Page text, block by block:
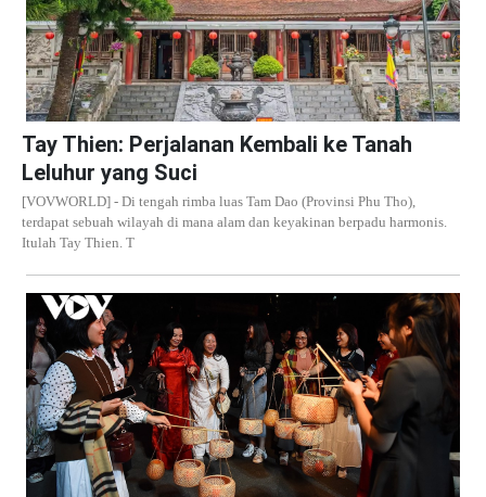
Tay Thien: Perjalanan Kembali ke Tanah
Leluhur yang Suci
[VOVWORLD] - Di tengah rimba luas Tam Dao (Provinsi Phu Tho),
terdapat sebuah wilayah di mana alam dan keyakinan berpadu harmonis.
Itulah Tay Thien. T